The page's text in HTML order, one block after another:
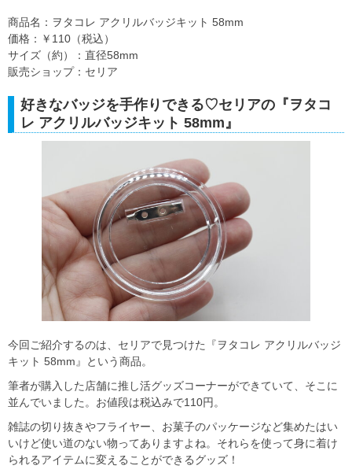
商品名：ヲタコレ アクリルバッジキット 58mm
価格：￥110（税込）
サイズ（約）：直径58mm
販売ショップ：セリア
好きなバッジを手作りできる♡セリアの『ヲタコ
レ アクリルバッジキット 58mm』
今回ご紹介するのは、セリアで見つけた『ヲタコレ アクリルバッジ
キット 58mm』という商品。
筆者が購入した店舗に推し活グッズコーナーができていて、そこに
並んでいました。お値段は税込みで110円。
雑誌の切り抜きやフライヤー、お菓子のパッケージなど集めたはい
いけど使い道のない物ってありますよね。それらを使って身に着け
られるアイテムに変えることができるグッズ！